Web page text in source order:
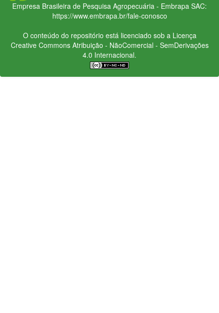
Empresa Brasileira de Pesquisa Agropecuária - Embrapa SAC:
https://www.embrapa.br/fale-conosco
O conteúdo do repositório está licenciado sob a Licença
Creative CommonsAtribuição - NãoComercial - SemDerivações
4.0 Internacional.